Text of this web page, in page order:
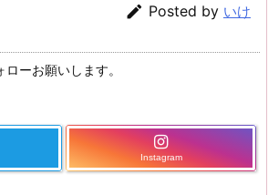
 Posted by いけ
ーお願いします。
Instagram